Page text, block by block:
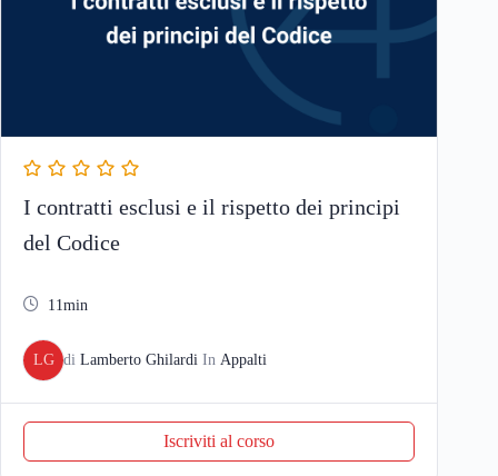
I contratti esclusi e il rispetto dei principi
del Codice
11min
LG di Lamberto Ghilardi In Appalti
Iscriviti al corso